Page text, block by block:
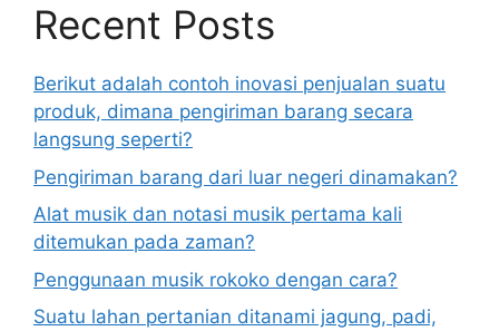
Recent Posts
Berikut adalah contoh inovasi penjualan suatu
produk, dimana pengiriman barang secara
langsung seperti?
Pengiriman barang dari luar negeri dinamakan?
Alat musik dan notasi musik pertama kali
ditemukan pada zaman?
Penggunaan musik rokoko dengan cara?
Suatu lahan pertanian ditanami jagung, padi,